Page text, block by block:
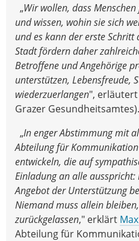
„Wir wollen, dass
und wissen, wohin sie sich
und es kann der erste Schritt
Stadt fördern daher
Betroffene und Angehörige
unterstützen, Lebensfreude,
wiederzuerlangen", erläutert
Grazer Gesundheitsamtes).
„In enger Abstimmung mit
Abteilung für
entwickeln, die auf
Einladung an alle
Angebot der Unterstützung
Niemand muss allein
zurückgelassen," erklärt
Abteilung für